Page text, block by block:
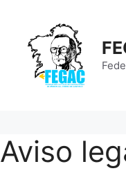
contenido
Aviso